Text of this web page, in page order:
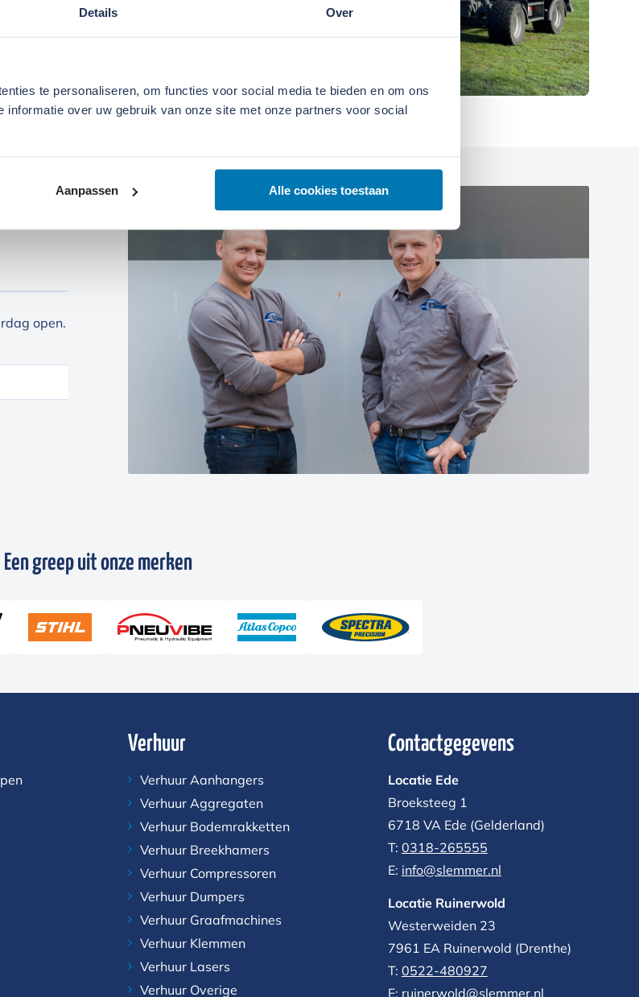
Details Over
te personaliseren, om functies voor social media te bieden en om ons
informatie over uw gebruik van onze site met onze partners voor social
Aanpassen Alle cookies toestaan
open.
Een greep uit onze merken
Verhuur
Verhuur Aanhangers
Verhuur Aggregaten
Verhuur Bodemrakketten
Verhuur Breekhamers
Verhuur Compressoren
Verhuur Dumpers
Verhuur Graafmachines
Verhuur Klemmen
Verhuur Lasers
Verhuur Overige
Contactgegevens
Locatie Ede
Broeksteeg 1
6718 VA Ede (Gelderland)
T: 0318-265555
E: info@slemmer.nl
Locatie Ruinerwold
Westerweiden 23
7961 EA Ruinerwold (Drenthe)
T: 0522-480927‬
E: ruinerwold@slemmer.nl